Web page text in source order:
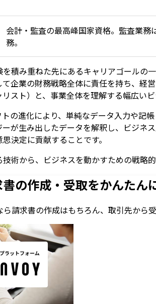
会計・監査の最高峰国家資格。監査業務
務。
積み重ねた先にあるキャリアゴールの
て企業の財務戦略全体に責任を持ち、経
スト）と、事業全体を理解する幅広い
の進化により、単純なデータ入力や記
ーが生み出したデータを解釈し、ビジネ
決定に貢献することです。
術から、ビジネスを動かすための戦略
の作成・ 受取をかんたん
ら請求書の作成はもちろん、 取引先から